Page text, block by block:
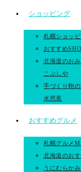
ショッピング
札幌ショッ
おすすめ
北海道のお
こぶしや
手づくり鞄
水芭蕉
おすすめグルメ
札幌グルメ
北海道のお
うにむらか